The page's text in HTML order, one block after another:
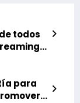
todos
para